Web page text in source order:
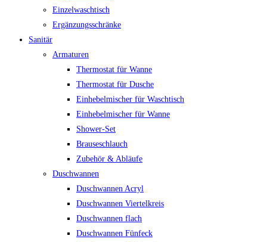
Einzelwaschtisch
Ergänzungsschränke
Sanitär
Armaturen
Thermostat für Wanne
Thermostat für Dusche
Einhebelmischer für Waschtisch
Einhebelmischer für Wanne
Shower-Set
Brauseschlauch
Zubehör & Abläufe
Duschwannen
Duschwannen Acryl
Duschwannen Viertelkreis
Duschwannen flach
Duschwannen Fünfeck